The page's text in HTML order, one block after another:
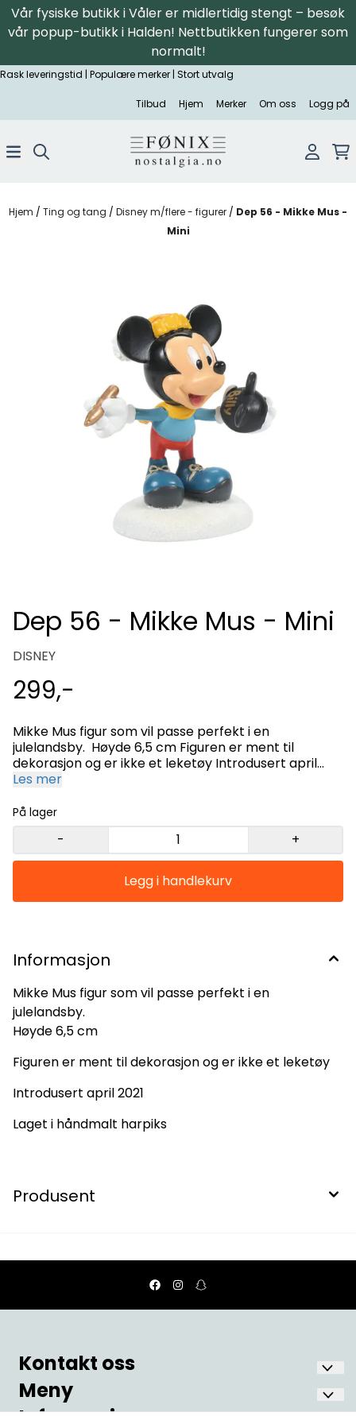
Hopp til innhold
Vår fysiske butikk i Våler er midlertidig stengt – besøk
vår popup-butikk i Halden! Nettbutikken fungerer som
normalt!
Rask leveringstid | Populære merker | Stort utvalg
Tilbud Hjem Merker Om oss Logg på
Hjem / Ting og tang / Disney m/flere - figurer / Dep 56 - Mikke Mus -
Mini
Dep 56 - Mikke Mus - Mini
DISNEY
299,-
Mikke Mus figur som vil passe perfekt i en
julelandsby. Høyde 6,5 cm Figuren er ment til
dekorasjon og er ikke et leketøy Introdusert april
2021 Laget i håndmalt harpiks
Les mer
På lager
- +
Informasjon
Mikke Mus figur som vil passe perfekt i en
julelandsby.
Høyde 6,5 cm
Figuren er ment til dekorasjon og er ikke et leketøy
Introdusert april 2021
Laget i håndmalt harpiks
Produsent
Kontakt oss
Nostalgia Fønix AS
Oscars gate 6
Meny
Hjem
Informasjon